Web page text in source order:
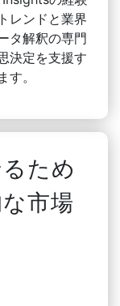
レンドと業界
タ解釈の専門
決定を支援す
。
ため
市場